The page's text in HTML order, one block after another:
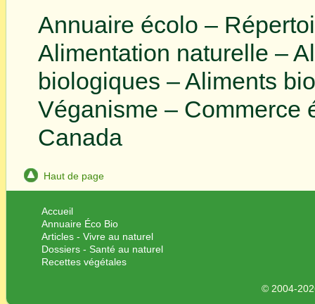
Annuaire écolo –
Alimentation naturelle –
biologiques – Aliments
Véganisme – Commerce
Canada
Haut de page
Accueil
Annuaire Éco Bio
Articles - Vivre au naturel
Dossiers - Santé au naturel
Recettes végétales
© 2004-